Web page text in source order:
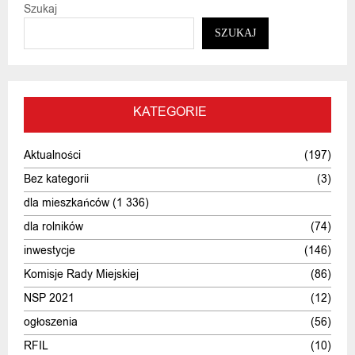
Szukaj
SZUKAJ
KATEGORIE
Aktualności
(197)
Bez kategorii
(3)
dla mieszkańców (1 336)
dla rolników
(74)
inwestycje
(146)
Komisje Rady Miejskiej
(86)
NSP 2021
(12)
ogłoszenia
(56)
RFIL
(10)